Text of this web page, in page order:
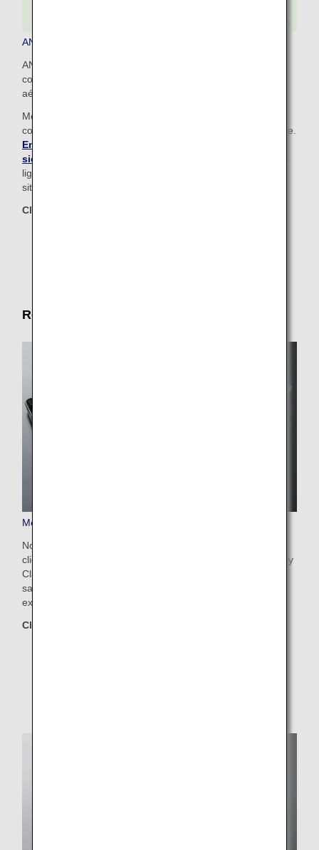
ANA COUCHii
ANA COUCHii est le premier ensemble de sièges
convertibles en couchette, proposé sur une compagnie
aérienne japonaise.
Moyennant un supplément au tarif de l’Economy Class,
combinez trois ou quatre sièges pour en faire une couchette.
En savoir plus sur cette option unique concernant les
sièges.
lignes d'Honolulu, à l'exception des achats effectués sur le
site internet du Mexique)
Classes concernées
Restauration en cabine
Menu payant exclusif
Nous acceptons les pré-réservations modifiables pour les
clients voyageant en classe Premium Economy ou Economy
Class. Profitez d'un menu exclusif composé de produits de
saison, uniquement disponible sur les vols ANA. Une
expérience culinaire à part.
Classes concernées